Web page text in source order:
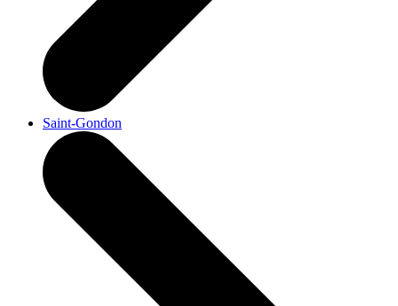
Saint-Gondon